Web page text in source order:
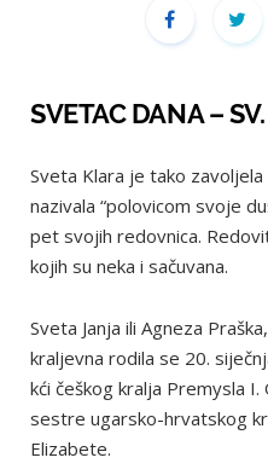
SVETAC DANA –
Sveta Klara je tako
nazivala “polovicom svoje
pet svojih redovnica.
kojih su neka i sačuvana.
Sveta Janja ili Agneza
kraljevna rodila se 20.
kći češkog kralja Premysla
sestre ugarsko-hrvatskog
Elizabete.